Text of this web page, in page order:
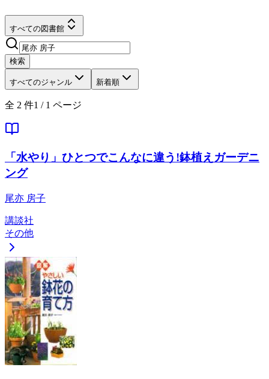
すべての図書館
検索
すべてのジャンル 新着順
全 2 件1 / 1 ページ
「水やり」ひとつでこんなに違う!鉢植えガーデニ
ング
尾亦 房子
講談社
その他